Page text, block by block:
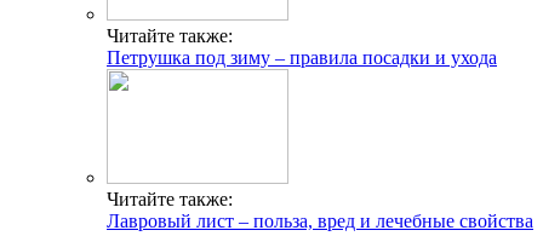
Читайте также:
Петрушка под зиму – правила посадки и ухода
Читайте также:
Лавровый лист – польза, вред и лечебные свойства